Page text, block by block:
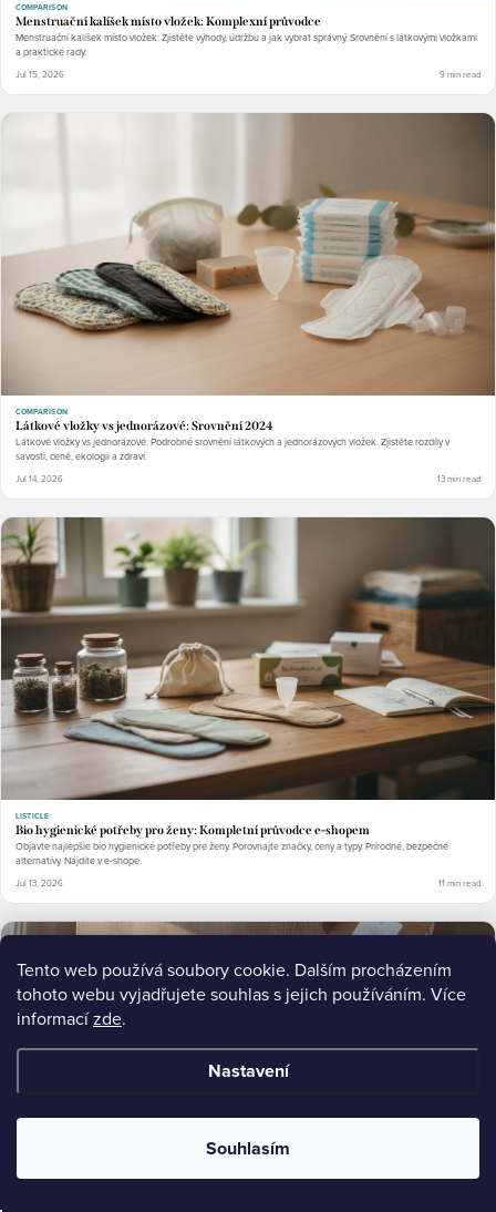
Tento web používá soubory cookie. Dalším procházením
tohoto webu vyjadřujete souhlas s jejich používáním. Více
informacízde.
Nastavení
Souhlasím
COMPARISON
Menstruační kalíšek místo vložek: Komplexní průvodce
Menstruační kalíšek místo vložek: Zjistěte výhody, údržbu a jak vybrat správný. Srovnění s látkovými vložkami
a praktické rady.
Jul 15, 2026 9 min read
COMPARISON
Látkové vložky vs jednorázové: Srovnění 2024
Látkové vložky vs jednorázové: Podrobné srovnění látkových a jednorázových vložek. Zjistěte rozdíly v
savosti, ceně, ekologii a zdraví.
Jul 14, 2026 13 min read
LISTICLE
Bio hygienické potřeby pro ženy: Kompletní průvodce e-shopem
Objavte najlepšie bio hygienické potřeby pre ženy. Porovnajte značky, ceny a typy. Prírodné, bezpečné
alternatívy. Nájdite v e-shope.
Jul 13, 2026 11 min read